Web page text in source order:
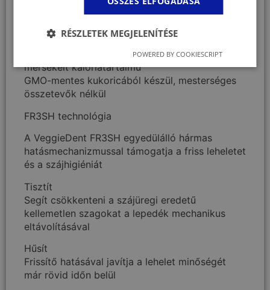
szívesen fogyasztják
Növényi alapú összetevőkből készül, nem
tartalmaz állati eredetű alapanyagokat
Gluténmentes, könnyen emészthető és
mérsékelt kalóriatartalmú
GMO-mentes kukoricából készül, mesterséges
összetevők nélkül
FR3SH technológia
A VeggieDent FR3SH egyedülálló hármas
hatásmechanizmussal támogatja a friss leheletet
és a szájhigiéniát
Tisztít
Segít csökkenteni a szájüregi eredetű
kellemetlen szagokat a lepedék mechanikus
eltávolításával
Hűsít
Frissítő hatásával javítja a lehelet minőségét
már rövid időn belül
RÉSZLETEK MEGJELENÍTÉSE
POWERED BY COOKIESCRIPT